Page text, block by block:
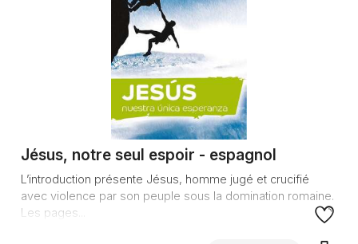
Jésus, notre seul espoir - espagnol
L’introduction présente Jésus, homme jugé et crucifié
avec violence par son peuple sous la domination romaine.
Les pages...